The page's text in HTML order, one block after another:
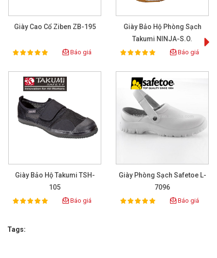
https://eco3d.vn/he-thong-chi-nhanh
Điện thoại:0904 946 292
Email:
Website: https://eco3d .vn
https://www.facebook.com/BHLD.ECO3D/
Giày Cao Cổ Ziben ZB-195
Rating:
100% Báo giá
Giày Bảo Hộ Phòng Sạch
Takumi NINJA-S.O.
Rating:
100% Báo giá
Giày Bảo Hộ Takumi TSH-
105
Rating:
100% Báo giá
Giày Phòng Sạch Safetoe L-
7096
Rating:
100% Báo giá
Tags: